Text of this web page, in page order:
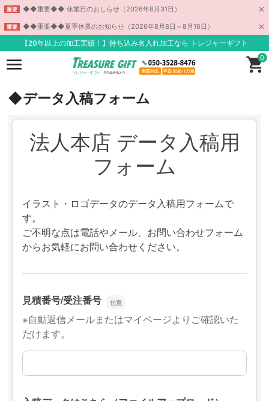
重要 ◆◆重要◆◆ 休業日のおしらせ（2026年8月31日）
重要
◆◆重要◆◆夏季休業のお知らせ（2026年8月8日～8月16日）
【20年以上の加工実績！】持ち込み名入れ加工なら トレジャーギフト
0
◆データ入稿フォーム